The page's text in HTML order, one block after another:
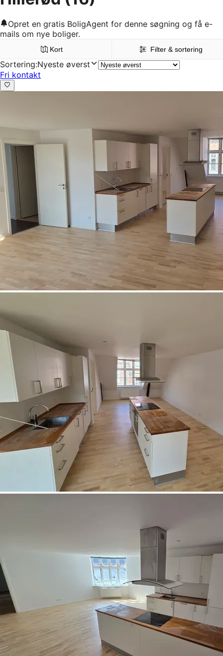
Opret en gratis BoligAgent for denne søgning og få e-
mails om nye boliger.
Kort Filter & sortering
Sortering:Nyeste øverst
Fri kontakt